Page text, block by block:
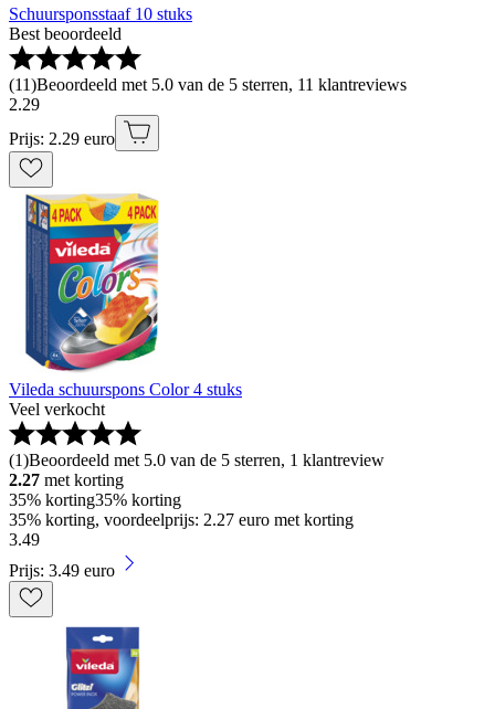
Schuursponsstaaf 10 stuks
Best beoordeeld
(11)Beoordeeld met 5.0 van de 5 sterren, 11 klantreviews
2.29
Prijs: 2.29 euro
Vileda schuurspons Color 4 stuks
Veel verkocht
(1)Beoordeeld met 5.0 van de 5 sterren, 1 klantreview
2.27 met korting
35% korting35% korting
35% korting, voordeelprijs: 2.27 euro met korting
3.49
Prijs: 3.49 euro